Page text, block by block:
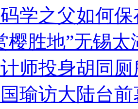
学之父如何
樱胜地”无锡
师投身胡同
瑜访大陆台